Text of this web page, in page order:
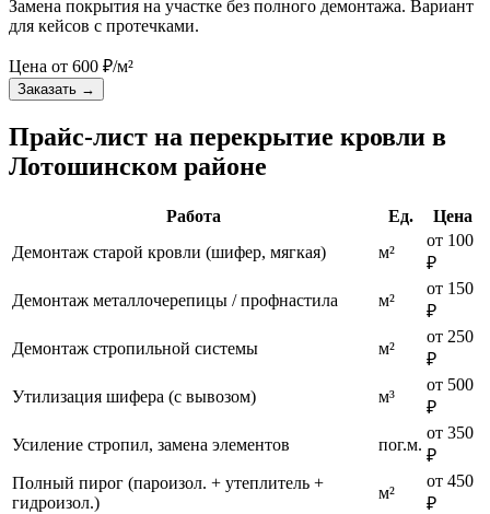
Замена покрытия на участке без полного демонтажа. Вариант
для кейсов с протечками.
Цена от 600 ₽/м²
Заказать →
Прайс-лист на перекрытие кровли в
Лотошинском районе
Работа Ед.
Цена
Демонтаж старой кровли (шифер, мягкая)
м²
от 100
₽
Демонтаж металлочерепицы / профнастила
м²
от 150
₽
Демонтаж стропильной системы
м²
от 250
₽
Утилизация шифера (с вывозом)
м³
от 500
₽
Усиление стропил, замена элементов
пог.м.
от 350
₽
Полный пирог (пароизол. + утеплитель +
гидроизол.)
м²
от 450
₽